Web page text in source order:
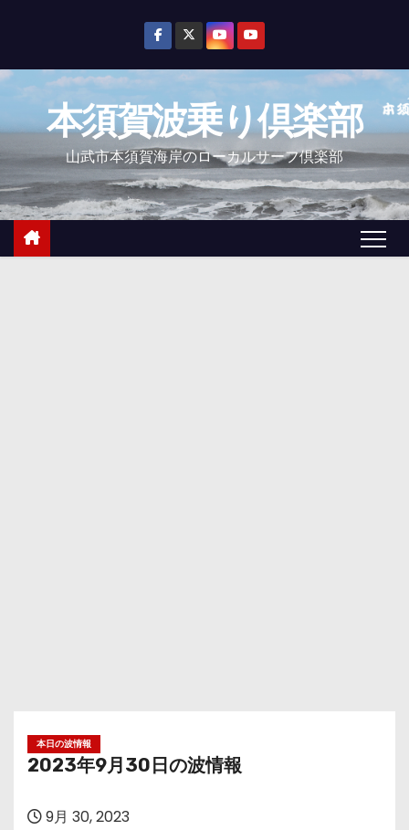
ン
へ
キ
ッ
本須賀波乗り倶楽部
山武市本須賀海岸のローカルサーフ倶楽部
本日の波情報
2023年9月30日の波情報
9月 30, 2023